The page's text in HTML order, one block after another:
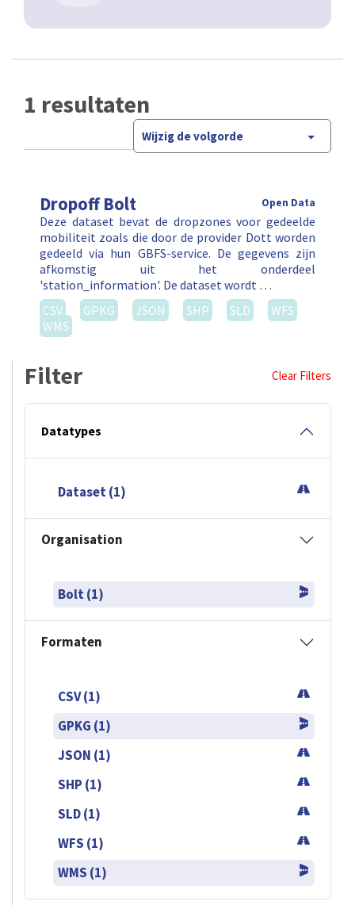
1 resultaten
Wijzig de volgorde
Dropoff Bolt Open Data
Deze dataset bevat de dropzones voor gedeelde
mobiliteit zoals die door de provider Dott worden
gedeeld via hun GBFS-service. De gegevens zijn
afkomstig uit het onderdeel
'station_information'. De dataset wordt …
CSV
GPKG JSON SHP SLD
WFS
WMS
Filter Clear Filters
Datatypes
Dataset (1)
Organisation
Bolt (1)
Formaten
CSV (1)
GPKG (1)
JSON (1)
SHP (1)
SLD (1)
WFS (1)
WMS (1)